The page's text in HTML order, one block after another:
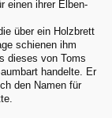
einen ihrer Elben-
über ein Holzbrett
schienen ihm
dieses von Toms
handelte. Er
den Namen für